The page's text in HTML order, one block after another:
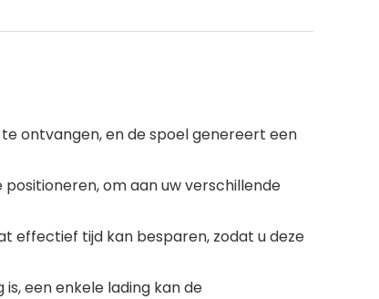
ontvangen, en de spoel genereert een
om aan uw verschillende
effectief tijd kan besparen, zodat u deze
een enkele lading kan de